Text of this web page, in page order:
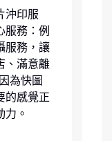
沖印服
服務：例
服務，讓
、滿意離
為快圖
的感覺正
力。